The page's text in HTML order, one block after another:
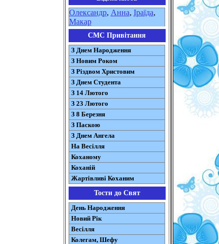
Олександр, Анна, Іраїда,
Макар
СМС Привітання
З Днем Народження
З Новим Роком
З Різдвом Христовим
З Днем Студента
З 14 Лютого
З 23 Лютого
З 8 Березня
З Паскою
З Днем Ангела
На Весілля
Коханому
Коханій
Жартівливі Коханим
Тости до Свят
День Народження
Новий Рік
Весілля
Колегам, Шефу